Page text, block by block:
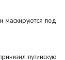
маскируются под
путинскую